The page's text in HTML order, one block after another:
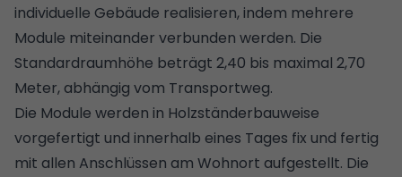
individuelle Gebäude realisieren, indem mehrere
Module miteinander verbunden werden. Die
Standardraumhöhe beträgt 2,40 bis maximal 2,70
Meter, abhängig vom Transportweg.
Die Module werden in Holzständerbauweise
vorgefertigt und innerhalb eines Tages fix und fertig
mit allen Anschlüssen am Wohnort aufgestellt. Die